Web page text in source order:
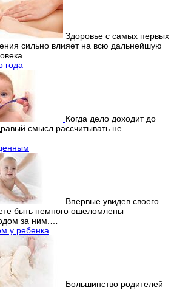
Здоровье с самых первых
сильно влияет на всю дальнейшую
года
Когда дело доходит до
смысл рассчитывать не
Впервые увидев своего
быть немного ошеломлены
за ним.…
у ребенка
Большинство родителей